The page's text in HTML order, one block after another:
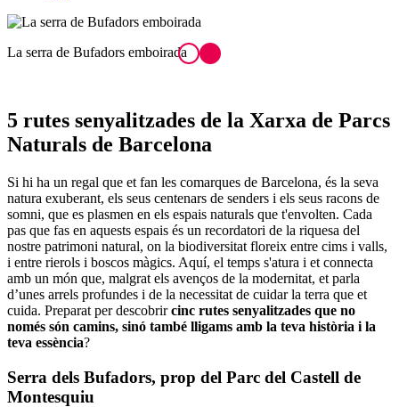
La serra de Bufadors emboirada
5 rutes senyalitzades de la Xarxa de Parcs
Naturals de Barcelona
Si hi ha un regal que et fan les comarques de Barcelona, és la seva
natura exuberant, els seus centenars de senders i els seus racons de
somni, que es plasmen en els espais naturals que t'envolten. Cada
pas que fas en aquests espais és un recordatori de la riquesa del
nostre patrimoni natural, on la biodiversitat floreix entre cims i valls,
i entre rierols i boscos màgics. Aquí, el temps s'atura i et connecta
amb un món que, malgrat els avenços de la modernitat, et parla
d’unes arrels profundes i de la necessitat de cuidar la terra que et
cuida. Preparat per descobrircinc rutes senyalitzades que no
només són camins, sinó també lligams amb la teva història i la
teva essència?
Serra dels Bufadors, prop del Parc del Castell de
Montesquiu